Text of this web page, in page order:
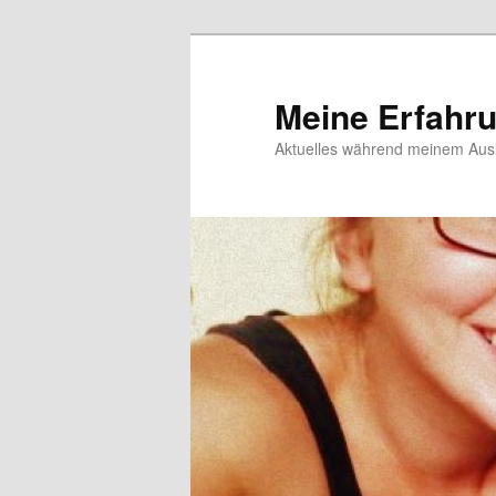
Meine
Aktuelles während meinem